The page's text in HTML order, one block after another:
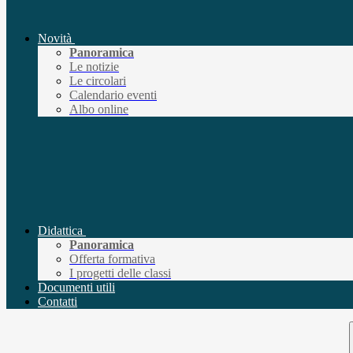
Novità
Panoramica
Le notizie
Le circolari
Calendario eventi
Albo online
Didattica
Panoramica
Offerta formativa
I progetti delle classi
Documenti utili
Contatti